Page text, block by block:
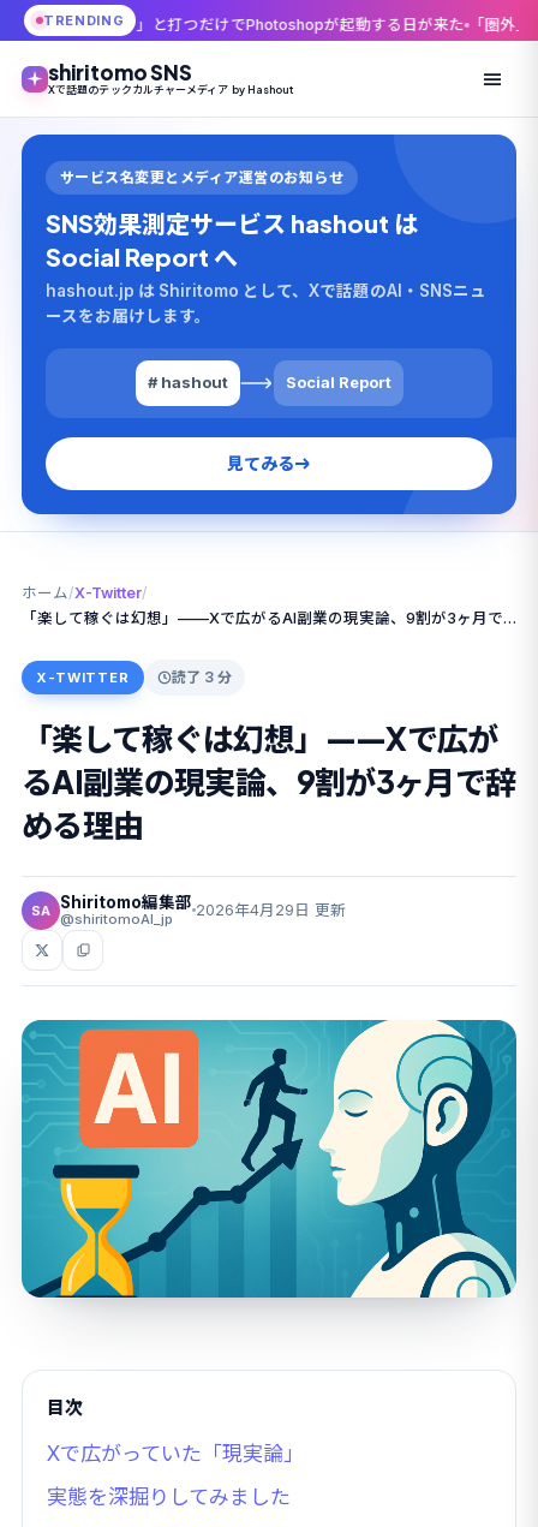
TRENDING
と打つだけでPhotoshopが起動する日が来た 「圏外」表示のままスマホ
shiritomo SNS
Xで話題のテックカルチャーメディア by Hashout
サービス名変更とメディア運営のお知らせ
SNS効果測定サービス hashout は
Social Report へ
hashout.jp は Shiritomo として、Xで話題のAI・SNSニュ
ースをお届けします。
# hashout Social Report
見てみる
ホーム /X-Twitter/
「楽して稼ぐは幻想」——Xで広がるAI副業の現実論、9割が3ヶ月で辞める理由
X-TWITTER 読了 3 分
「楽して稼ぐは幻想」——Xで広が
るAI副業の現実論、9割が3ヶ月で辞
める理由
SA Shiritomo編集部
@shiritomoAI_jp 2026年4月29日 更新
目次
Xで広がっていた「現実論」
実態を深掘りしてみました